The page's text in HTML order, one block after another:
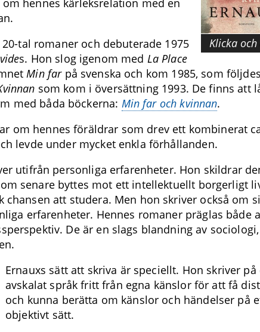
Klicka
tal romaner och debuterade 1975
s. Hon slog igenom med La Place
Min farpå svenska och kom 1985, som
som kom i översättning 1993. De finns att
med båda böckerna: Min far och kvinnan.
om hennes föräldrar som drev ett kombinerat
levde under mycket enkla förhållanden.
utifrån personliga erfarenheter. Hon skildrar
senare byttes mot ett intellektuellt borgerligt
chansen att studera. Men hon skriver också om
erfarenheter. Hennes romaner präglas både
De är en slags blandning av sociologi,
Ernauxs sätt att skriva är speciellt. Hon skriver på
avskalat språk fritt från egna känslor för att få
och kunna berätta om känslor och händelser på
objektivt sätt.